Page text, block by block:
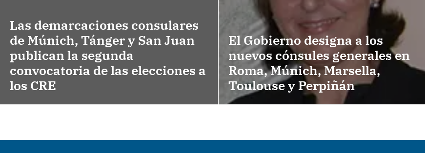
Las demarcaciones consulares
de Múnich, Tánger y San Juan
publican la segunda
convocatoria de las elecciones a
los CRE
El Gobierno designa a los
nuevos cónsules generales en
Roma, Múnich, Marsella,
Toulouse y Perpiñán